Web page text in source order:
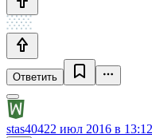
Ответить
stas40422 июл 2016 в 13:12